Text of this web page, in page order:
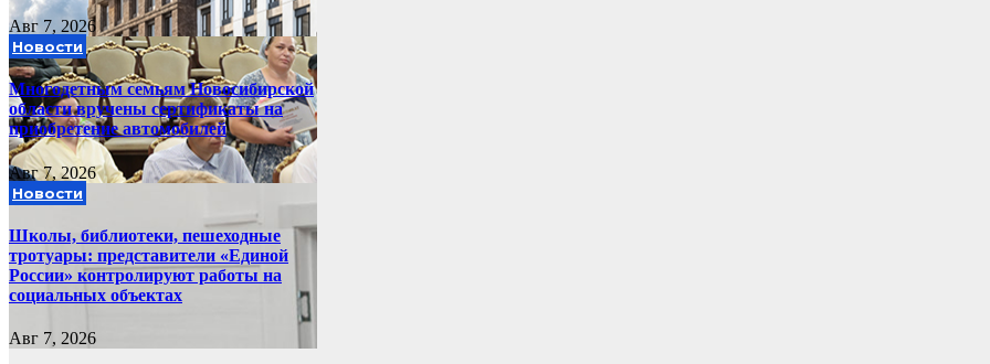
Авг 7, 2026
Новости
Многодетным семьям Новосибирской
области вручены сертификаты на
приобретение автомобилей
Авг 7, 2026
Новости
Школы, библиотеки, пешеходные
тротуары: представители «Единой
России» контролируют работы на
социальных объектах
Авг 7, 2026